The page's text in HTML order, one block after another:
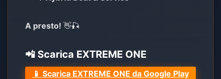
A presto! 👋🎣
📲 Scarica EXTREME ONE
📱 Scarica EXTREME ONE da Google Play